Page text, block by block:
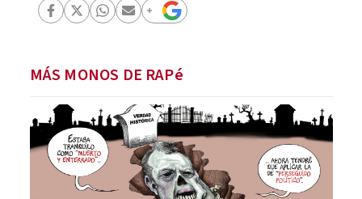
MÁS MONOS DE RAPé